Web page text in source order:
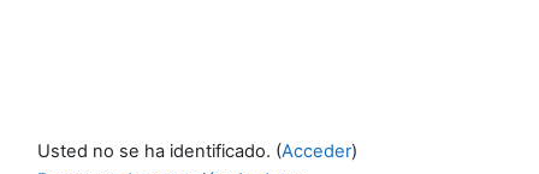
Usted no se ha identificado. (Acceder)